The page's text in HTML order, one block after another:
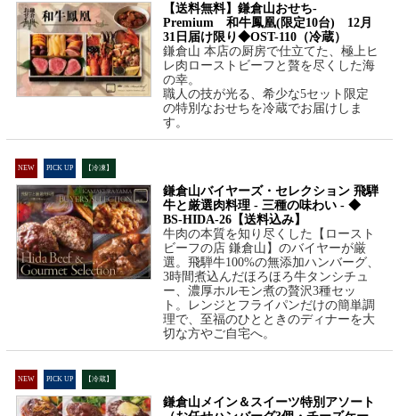
【送料無料】鎌倉山おせち-
Premium 和牛鳳凰(限定10台) 12月
31日届け限り◆OST-110（冷蔵）
鎌倉山 本店の厨房で仕立てた、極上ヒ
レ肉ローストビーフと贅を尽くした海
の幸。
職人の技が光る、希少な5セット限定
の特別なおせちを冷蔵でお届けしま
す。
NEW PICK UP 【冷凍】
鎌倉山バイヤーズ・セレクション 飛騨
牛と厳選肉料理 - 三種の味わい - ◆
BS-HIDA-26【送料込み】
牛肉の本質を知り尽くした【ロースト
ビーフの店 鎌倉山】のバイヤーが厳
選。飛騨牛100%の無添加ハンバーグ、
3時間煮込んだほろほろ牛タンシチュ
ー、濃厚ホルモン煮の贅沢3種セッ
ト。レンジとフライパンだけの簡単調
理で、至福のひとときのディナーを大
切な方やご自宅へ。
NEW PICK UP 【冷蔵】
鎌倉山メイン＆スイーツ特別アソート